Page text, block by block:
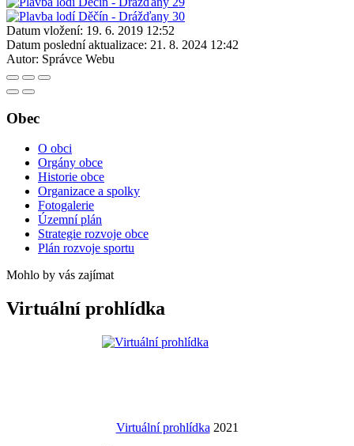
Datum vložení: 19. 6. 2019 12:52
Datum poslední aktualizace: 21. 8. 2024 12:42
Autor: Správce Webu
Obec
O obci
Orgány obce
Historie obce
Organizace a spolky
Fotogalerie
Územní plán
Strategie rozvoje obce
Plán rozvoje sportu
Mohlo by vás zajímat
Virtuální prohlídka
Virtuální prohlídka 2021